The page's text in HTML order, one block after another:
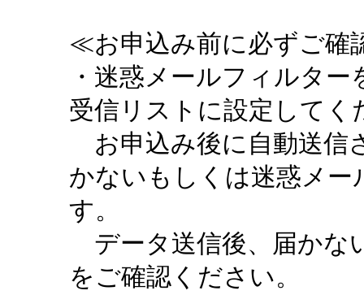
≪お申込み前に必ずご確
・迷惑メールフィルタ
受信リストに設定してく
お申込み後に自動送信
かないもしくは迷惑メ
す。
データ送信後、届かな
をご確認ください。